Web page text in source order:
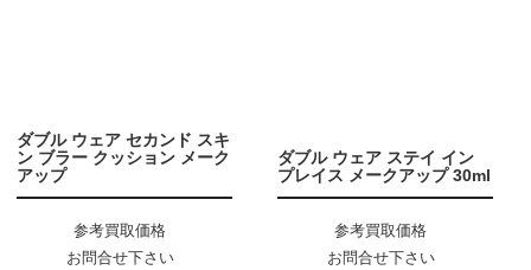
ダブル ウェア セカンド スキ
ン ブラー クッション メーク
アップ
参考買取価格
お問合せ下さい
ダブル ウェア ステイ イン
プレイス メークアップ 30ml
参考買取価格
お問合せ下さい